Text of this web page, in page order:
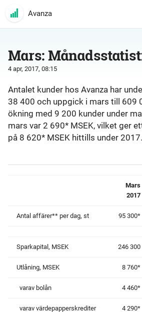
Avanza
Mars:
4 apr, 2017, 08:15
Antalet kunder hos Avanza har
38 400 och uppgick i mars till 609
ökning med 9 200 kunder under
mars var 2 690* MSEK, vilket ger
på 8 620* MSEK hittills under 2017.
Mars
2017
Antal affärer** per dag, st 95 300*
Sparkapital, MSEK 246 300
Utlåning, MSEK 8 760*
varav bolån 4 460*
varav värdepapperskrediter 4 290*